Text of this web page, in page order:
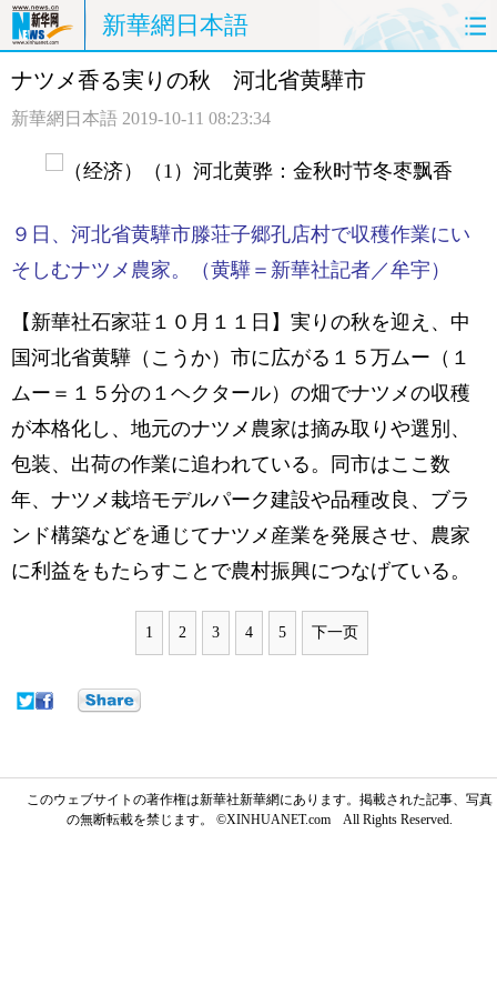
新華網日本語
ホームページ 政治
ナツメ香る実りの秋 河北省黄驊市
新華網日本語 2019-10-11 08:23:34
９日、河北省黄驊市滕荘子郷孔店村で収穫作業にい
そしむナツメ農家。（黄驊＝新華社記者／牟宇）
【新華社石家荘１０月１１日】実りの秋を迎え、中
国河北省黄驊（こうか）市に広がる１５万ムー（１
ムー＝１５分の１ヘクタール）の畑でナツメの収穫
が本格化し、地元のナツメ農家は摘み取りや選別、
包装、出荷の作業に追われている。同市はここ数
年、ナツメ栽培モデルパーク建設や品種改良、ブラ
ンド構築などを通じてナツメ産業を発展させ、農家
に利益をもたらすことで農村振興につなげている。
1 2 3 4 5 下一页
このウェブサイトの著作権は新華社新華網にあります。掲載された記事、写真
の無断転載を禁じます。 ©XINHUANET.com All Rights Reserved.